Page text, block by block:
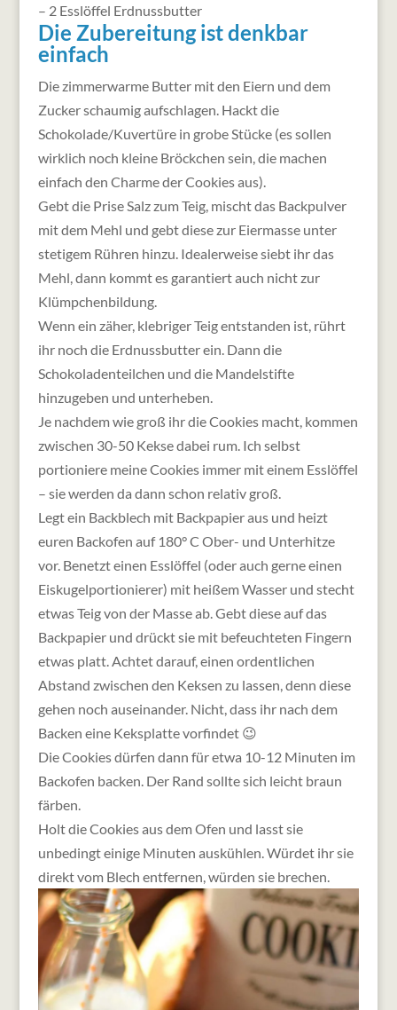
– 2 Esslöffel Erdnussbutter
Die Zubereitung ist denkbar
einfach
Die zimmerwarme Butter mit den Eiern und dem
Zucker schaumig aufschlagen. Hackt die
Schokolade/Kuvertüre in grobe Stücke (es sollen
wirklich noch kleine Bröckchen sein, die machen
einfach den Charme der Cookies aus).
Gebt die Prise Salz zum Teig, mischt das Backpulver
mit dem Mehl und gebt diese zur Eiermasse unter
stetigem Rühren hinzu. Idealerweise siebt ihr das
Mehl, dann kommt es garantiert auch nicht zur
Klümpchenbildung.
Wenn ein zäher, klebriger Teig entstanden ist, rührt
ihr noch die Erdnussbutter ein. Dann die
Schokoladenteilchen und die Mandelstifte
hinzugeben und unterheben.
Je nachdem wie groß ihr die Cookies macht, kommen
zwischen 30-50 Kekse dabei rum. Ich selbst
portioniere meine Cookies immer mit einem Esslöffel
– sie werden da dann schon relativ groß.
Legt ein Backblech mit Backpapier aus und heizt
euren Backofen auf 180° C Ober- und Unterhitze
vor. Benetzt einen Esslöffel (oder auch gerne einen
Eiskugelportionierer) mit heißem Wasser und stecht
etwas Teig von der Masse ab. Gebt diese auf das
Backpapier und drückt sie mit befeuchteten Fingern
etwas platt. Achtet darauf, einen ordentlichen
Abstand zwischen den Keksen zu lassen, denn diese
gehen noch auseinander. Nicht, dass ihr nach dem
Backen eine Keksplatte vorfindet 😉
Die Cookies dürfen dann für etwa 10-12 Minuten im
Backofen backen. Der Rand sollte sich leicht braun
färben.
Holt die Cookies aus dem Ofen und lasst sie
unbedingt einige Minuten auskühlen. Würdet ihr sie
direkt vom Blech entfernen, würden sie brechen.